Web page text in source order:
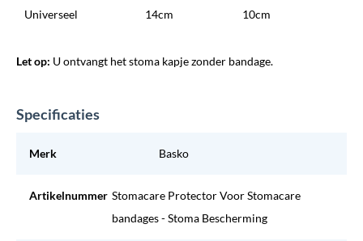
Universeel 14cm 10cm
Let op: U ontvangt het stoma kapje zonder bandage.
Specificaties
Merk Basko
Artikelnummer Stomacare Protector Voor Stomacare
bandages - Stoma Bescherming